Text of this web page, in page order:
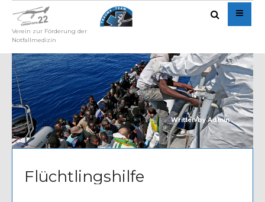
Verein zur Förderung der
Notfallmedizin
Written byAdmin
Flüchtlingshilfe